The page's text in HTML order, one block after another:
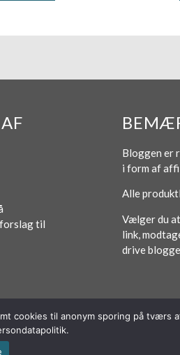
til
Bloggen er
i form af
Alle
Vælger du
link,
drive
cookies til anonym sporing på tværs